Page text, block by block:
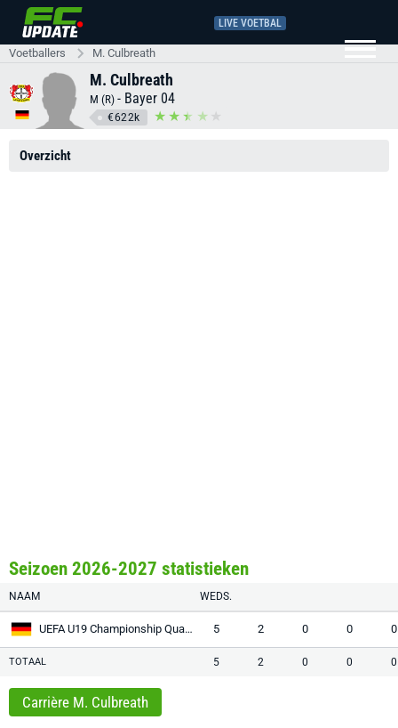
LIVE VOETBAL
Voetballers M. Culbreath
M. Culbreath
M (R) - Bayer 04
€622k
Overzicht
Seizoen 2026-2027 statistieken
NAAM WEDS.
UEFA U19 Championship Qualification 5 2 0 0 0
TOTAAL 5 2 0 0 0
Carrière M. Culbreath